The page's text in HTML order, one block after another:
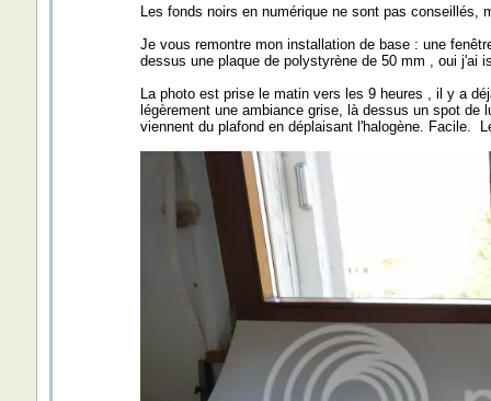
Les fonds noirs en numérique ne sont pas
Je vous remontre mon installation de base : une
dessus une plaque de polystyrène de 50 mm , oui j'ai
La photo est prise le matin vers les 9 heures , il y a
légèrement une ambiance grise, là dessus un spot
viennent du plafond en déplaisant l'halogène. Facile.